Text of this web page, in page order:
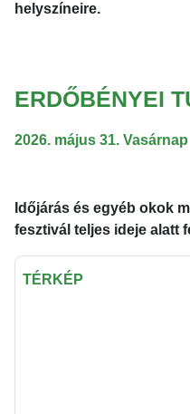
helyszíneire.
ERDŐBÉNYEI
2026. május 31. Vasárnap
Időjárás és egyéb okok
fesztivál teljes ideje alatt
TÉRKÉP